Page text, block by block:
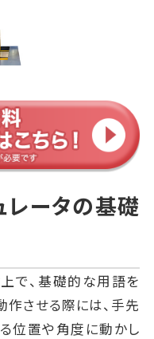
レータの基礎
で、基礎的な用語を
作させる際には、手先
位置や角度に動かし